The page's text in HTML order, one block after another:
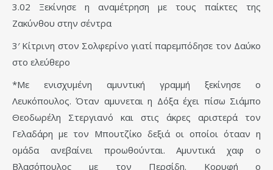
3.02 Ξεκίνησε η αναμέτρηση με τους παίκτες της
Ζακύνθου στην σέντρα
3′ Κίτρινη στον Σολφερίνο γιατί παρεμπόδησε τον Δαύκο
στο ελεύθερο
*Με ενισχυμένη αμυντική γραμμή ξεκίνησε ο
Λευκόπουλος. Όταν αμυνεται η Δόξα έχει πίσω Σιάμπο
Θεοδωρέλη Στεργιανό και στις άκρες αριστερά τον
Γελαδάρη με τον Μπουτζίκο δεξιά οι οποίοι ότααν η
ομάδα ανεβαίνει προωθούνται. Αμυντικά χαφ ο
Βλασόπουλος με τον Περσίδη. Κορυφή ο